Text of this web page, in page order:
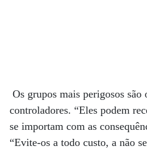
Os grupos mais perigosos são
controladores. “Eles podem
se importam com as
“Evite-os a todo custo, a não